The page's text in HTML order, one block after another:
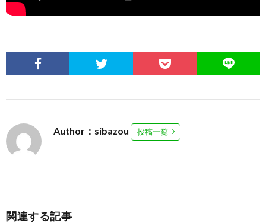
Author：sibazou 投稿一覧
関連する記事